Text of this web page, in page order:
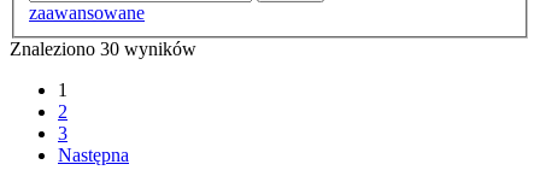
zaawansowane
Znaleziono 30 wyników
1
2
3
Następna